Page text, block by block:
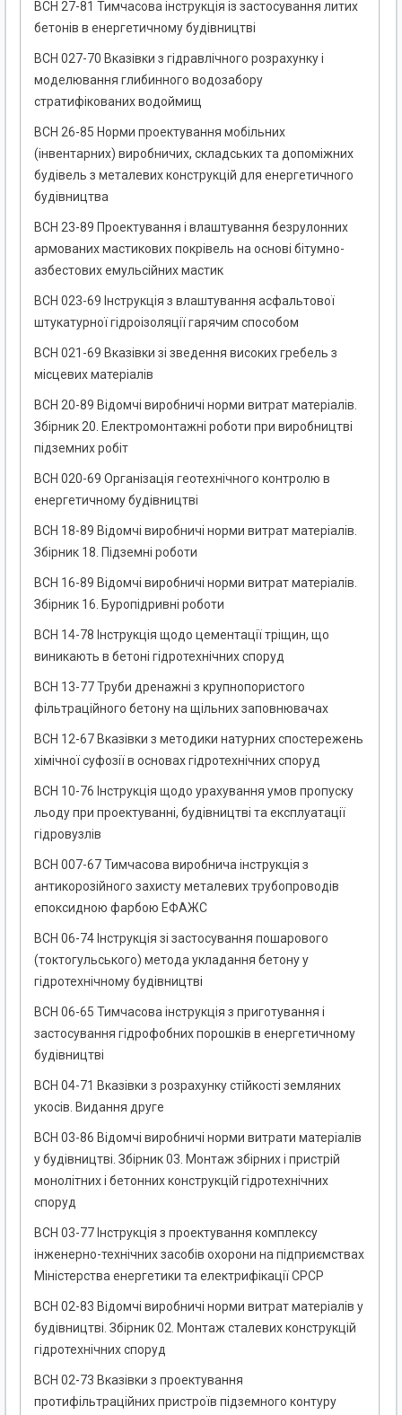
ВСН 27-81 Тимчасова інструкція із застосування литих
бетонів в енергетичному будівництві
ВСН 027-70 Вказівки з гідравлічного розрахунку і
моделювання глибинного водозабору
стратифікованих водоймищ
ВСН 26-85 Норми проектування мобільних
(інвентарних) виробничих, складських та допоміжних
будівель з металевих конструкцій для енергетичного
будівництва
ВСН 23-89 Проектування і влаштування безрулонних
армованих мастикових покрівель на основі бітумно-
азбестових емульсійних мастик
ВСН 023-69 Інструкція з влаштування асфальтової
штукатурної гідроізоляції гарячим способом
ВСН 021-69 Вказівки зі зведення високих гребель з
місцевих матеріалів
ВСН 20-89 Відомчі виробничі норми витрат матеріалів.
Збірник 20. Електромонтажні роботи при виробництві
підземних робіт
ВСН 020-69 Організація геотехнічного контролю в
енергетичному будівництві
ВСН 18-89 Відомчі виробничі норми витрат матеріалів.
Збірник 18. Підземні роботи
ВСН 16-89 Відомчі виробничі норми витрат матеріалів.
Збірник 16. Буропідривні роботи
ВСН 14-78 Інструкція щодо цементації тріщин, що
виникають в бетоні гідротехнічних споруд
ВСН 13-77 Труби дренажні з крупнопористого
фільтраційного бетону на щільних заповнювачах
ВСН 12-67 Вказівки з методики натурних спостережень
хімічної суфозії в основах гідротехнічних споруд
ВСН 10-76 Інструкція щодо урахування умов пропуску
льоду при проектуванні, будівництві та експлуатації
гідровузлів
ВСН 007-67 Тимчасова виробнича інструкція з
антикорозійного захисту металевих трубопроводів
епоксидною фарбою ЕФАЖС
ВСН 06-74 Інструкція зі застосування пошарового
(токтогульського) метода укладання бетону у
гідротехнічному будівництві
ВСН 06-65 Тимчасова інструкція з приготування і
застосування гідрофобних порошків в енергетичному
будівництві
ВСН 04-71 Вказівки з розрахунку стійкості земляних
укосів. Видання друге
ВСН 03-86 Відомчі виробничі норми витрати матеріалів
у будівництві. Збірник 03. Монтаж збірних і пристрій
монолітних і бетонних конструкцій гідротехнічних
споруд
ВСН 03-77 Інструкція з проектування комплексу
інженерно-технічних засобів охорони на підприємствах
Міністерства енергетики та електрифікації СРСР
ВСН 02-83 Відомчі виробничі норми витрат матеріалів у
будівництві. Збірник 02. Монтаж сталевих конструкцій
гідротехнічних споруд
ВСН 02-73 Вказівки з проектування
протифільтраційних пристроїв підземного контуру